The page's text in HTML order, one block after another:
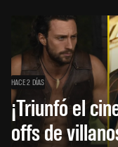
HACE 2 DÍAS
¡Triunfó el
offs de